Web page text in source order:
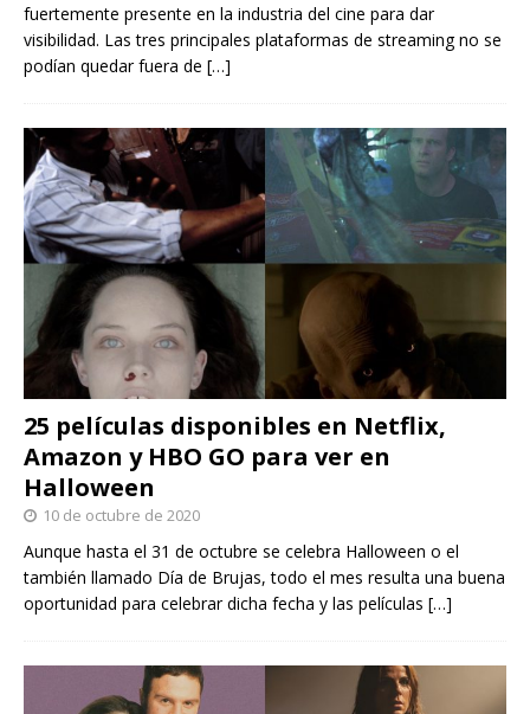
fuertemente presente en la industria del cine para dar
visibilidad. Las tres principales plataformas de streaming no se
podían quedar fuera de […]
25 películas disponibles en Netflix,
Amazon y HBO GO para ver en
Halloween
10 de octubre de 2020
Aunque hasta el 31 de octubre se celebra Halloween o el
también llamado Día de Brujas, todo el mes resulta una buena
oportunidad para celebrar dicha fecha y las películas […]